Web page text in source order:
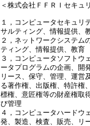
＜株式会社ＦＦＲＩセキュ
１，コンピュータセキュリ
サルティング、情報提供、
２，ネットワークシステム
ティング、情報提供、教育
３，コンピュータソフトウ
ータプログラムの企画、開
リース、保守、管理、運営
る著作権、出版権、特許権
標権、意匠権等の財産権取
び管理
４，コンピュータハードウ
発、製造、検査、販売、リ